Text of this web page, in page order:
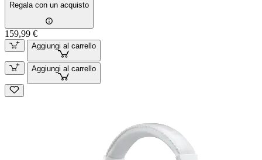
Regala con un acquisto
159,99 €
Aggiungi al carrello
Aggiungi al carrello